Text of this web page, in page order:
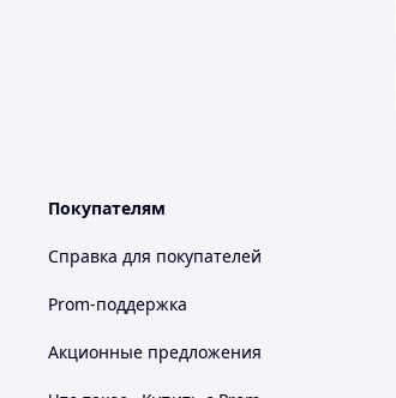
Покупателям
Справка для покупателей
Prom-поддержка
Акционные предложения